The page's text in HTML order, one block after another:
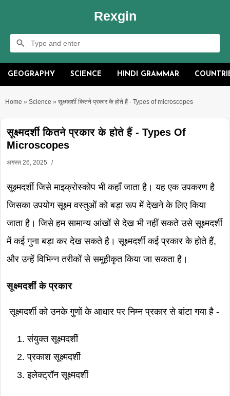
Rexgin
GEOGRAPHY SCIENCE HINDI GRAMMAR
Home » Science » सूक्ष्मदर्शी कितने प्रकार के होते हैं - Types of microscopes
सूक्ष्मदर्शी कितने प्रकार के होते हैं - Types Of
Microscopes
अगस्त 26, 2025
सूक्ष्मदर्शी जिसे माइक्रोस्कोप भी कहाँ जाता है। यह एक उपकरण है
जिसका उपयोग सूक्ष्म वस्तुओं को बड़ा रूप में देखने के लिए किया
जाता है। जिसे हम सामान्य आंखों से देख भी नहीं सकते उसे सूक्ष्मदर्शी
में कई गुना बड़ा कर देख सकते है। सूक्ष्मदर्शी कई प्रकार के होते हैं,
और उन्हें विभिन्न तरीकों से समूहीकृत किया जा सकता है।
सूक्ष्मदर्शी के प्रकार
सूक्ष्मदर्शी को उनके गुणों के आधार पर निम्न प्रकार से बांटा गया है -
संयुक्त सूक्ष्मदर्शी
प्रकाश सूक्ष्मदर्शी
इलेक्ट्रॉन सूक्ष्मदर्शी